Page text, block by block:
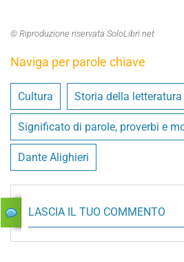
© Riproduzione riservata SoloLibri.net
Naviga per parole chiave
Cultura Storia della letteratura
Significato di parole, proverbi e
Dante Alighieri
LASCIA IL TUO COMMENTO